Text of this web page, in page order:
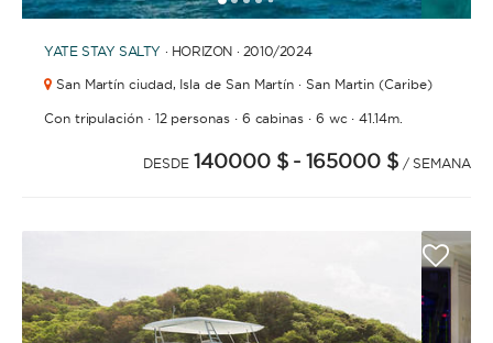
12345 6789 1011121314151617
YATE STAY SALTY · HORIZON · 2010/2024
San Martín ciudad, Isla de San Martín · San Martin (Caribe)
Con tripulación· 12 personas· 6 cabinas · 6 wc·41.14m.
DESDE 140000 $ - 165000 $ / SEMANA